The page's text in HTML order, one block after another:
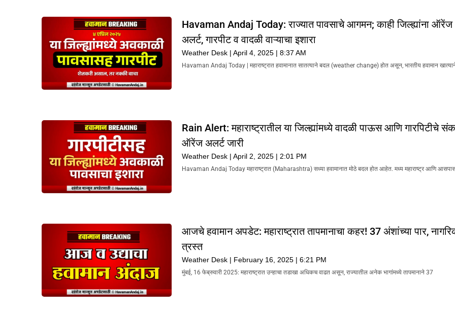
Havaman Andaj Today: राज्यात पावसाचे आगमन; काही जिल्ह्यांना ऑरेंज
अलर्ट, गारपीट व वादळी वाऱ्याचा इशारा
Weather Desk April 4, 2025 8:37 AM
Havaman Andaj Today | महाराष्ट्रात हवामानात सातत्याने बदल (weather change) होत असून, भारतीय हवामान
Rain Alert: महाराष्ट्रातील या जिल्ह्यांमध्ये वादळी पाऊस आणि गारपिटीचे
ऑरेंज अलर्ट जारी
Weather Desk April 2, 2025 2:01 PM
Havaman Andaj Today महाराष्ट्रात (Maharashtra) सध्या हवामानात मोठे बदल होत आहेत. मध्य महाराष्ट्र आणि
आजचे हवामान अपडेट: महाराष्ट्रात तापमानाचा कहर! 37 अंशांच्या पार,
त्रस्त
Weather Desk February 16, 2025 6:21 PM
मुंबई, 16 फेब्रुवारी 2025: महाराष्ट्रात उन्हाचा तडाखा अधिकच वाढत असून, राज्यातील अनेक भागांमध्ये तापमानाने 37